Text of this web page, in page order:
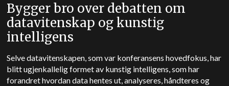
Bygger bro over debatten om
datavitenskap og kunstig
intelligens
Selve datavitenskapen, som var konferansens hovedfokus, har
blitt ugjenkallelig formet av kunstig intelligens, som har
forandret hvordan data hentes ut, analyseres, håndteres og